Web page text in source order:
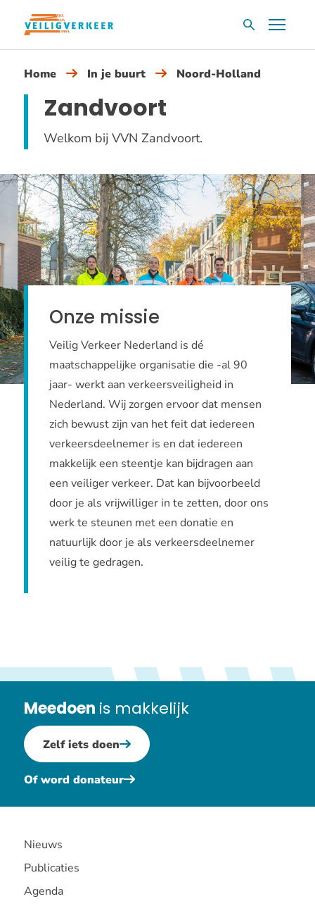
Overslaan
inhoud
ZoekvakMenu
Home In je buurt Noord-Holland
Zandvoort
Welkom bij VVN Zandvoort.
Onze missie
Veilig Verkeer Nederland is dé
maatschappelijke organisatie die -al 90
jaar- werkt aan verkeersveiligheid in
Nederland. Wij zorgen ervoor dat mensen
zich bewust zijn van het feit dat iedereen
verkeersdeelnemer is en dat iedereen
makkelijk een steentje kan bijdragen aan
een veiliger verkeer. Dat kan bijvoorbeeld
door je als vrijwilliger in te zetten, door ons
werk te steunen met een donatie en
natuurlijk door je als verkeersdeelnemer
veilig te gedragen.
Meedoen is makkelijk
Zelf iets doen
Of word donateur
Nieuws
Publicaties
Agenda